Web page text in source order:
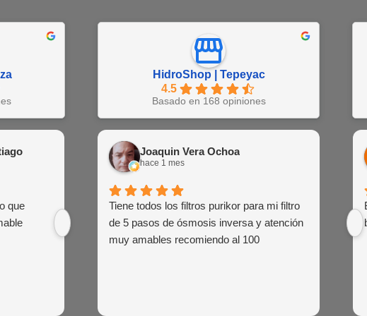
que
Juan Barajas
hace 1 semana
Buena atención al cliente de las agentes
de venta
Muy
HidroShop | Tepeyac
4.5
Basado en 168 opiniones
Joaquin Vera Ochoa
hace 1 mes
Tiene todos los filtros purikor para mi filtro
de 5 pasos de ósmosis inversa y atención
muy amables recomiendo al 100